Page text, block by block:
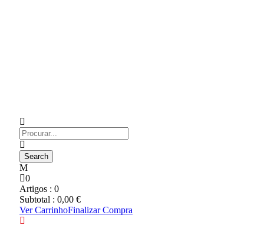
0
Artigos : 0
Subtotal : 0,00 €
Ver CarrinhoFinalizar Compra